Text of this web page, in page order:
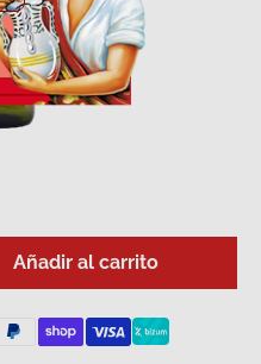
cantidad
Añadir al carrito